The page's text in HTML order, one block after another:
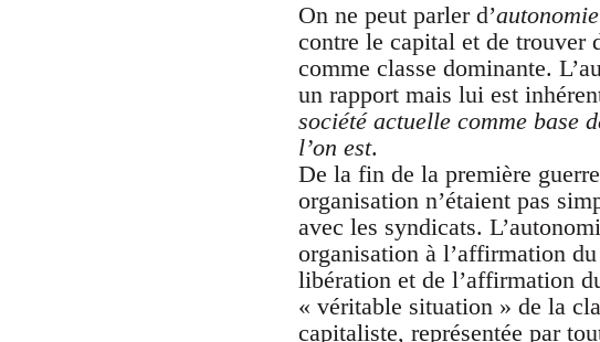
On ne peut parler d’autonomie
contre le capital et de trouver
comme classe dominante.
un rapport mais lui est
société actuelle comme base
l’on est.
De la fin de la première
organisation n’étaient pas
avec les syndicats.
organisation à l’affirmation
libération et de l’affirmation
« véritable situation » de la
capitaliste, représentée par